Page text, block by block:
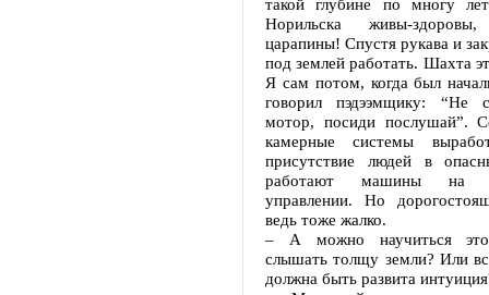
такой глубине по многу
Норильска живы-
царапины! Спустя рукава и
под землей работать. Шахта
Я сам потом, когда был
говорил пэдээмщику: “Не
мотор, посиди послушай”.
камерные системы
присутствие людей в
работают машины на
управлении. Но
ведь тоже жалко.
– А можно научиться
слышать толщу земли? Или
должна быть развита